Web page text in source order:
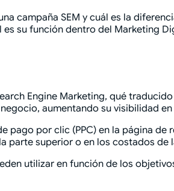
campaña SEM y cuál es la
es su función dentro del Marketing
Engine Marketing, qué traducido
aumentando su visibilidad
pago por clic (PPC) en la página
parte superior o en los costados
utilizar en función de los